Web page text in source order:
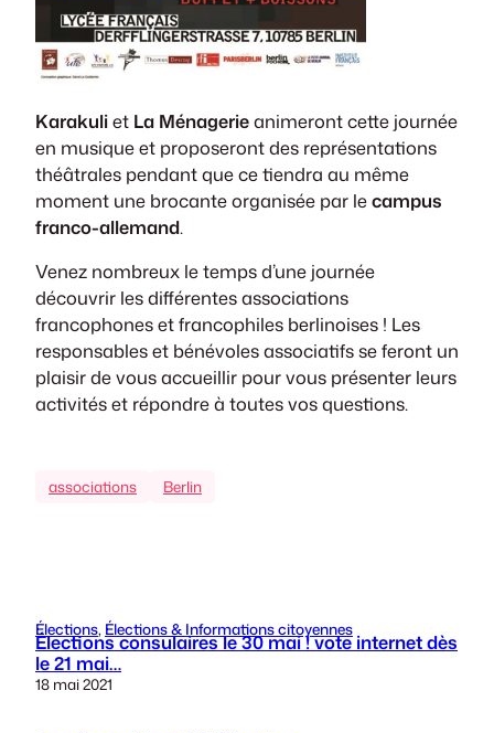
Karakuliet La Ménagerieanimeront cette journée
en musique et proposeront des représentations
théâtrales pendant que ce tiendra au même
moment une brocante organisée par lecampus
franco-allemand.
Venez nombreux le temps d’une journée
découvrir les différentes associations
francophones et francophiles berlinoises ! Les
responsables et bénévoles associatifs se feront un
plaisir de vous accueillir pour vous présenter leurs
activités et répondre à toutes vos questions.
associations Berlin
Élections, Élections & Informations citoyennes
Élections consulaires le 30 mai ! vote internet dès
le 21 mai…
18 mai 2021